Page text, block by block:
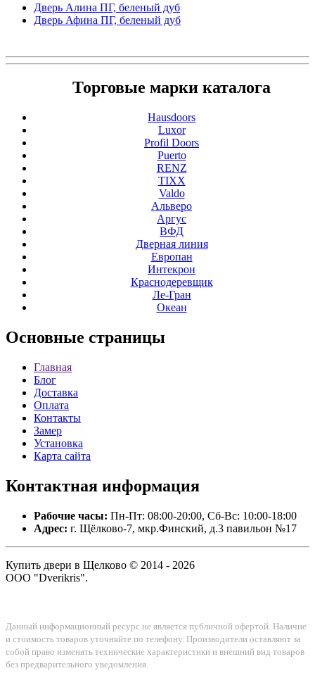
Дверь Алина ПГ, беленый дуб
Дверь Афина ПГ, беленый дуб
Торговые марки каталога
Hausdoors
Luxor
Profil Doors
Puerto
RENZ
TIXX
Valdo
Альверо
Аргус
ВФД
Дверная линия
Европан
Интекрон
Краснодеревщик
Ле-Гран
Океан
Основные страницы
Главная
Блог
Доставка
Оплата
Контакты
Замер
Установка
Карта сайта
Контактная информация
Рабочие часы: Пн-Пт: 08:00-20:00, Сб-Вс: 10:00-18:00
Адрес: г. Щёлково-7, мкр.Финский, д.3 павильон №17
Купить двери в Щелково © 2014 - 2026
ООО "Dverikris".
Данный информационный ресурс не является публичной офертой. Наличие
и стоимость товаров уточняйте по телефону. Производители оставляют за
собой право изменять технические характеристики и внешний вид товаров
без предварительного уведомления.